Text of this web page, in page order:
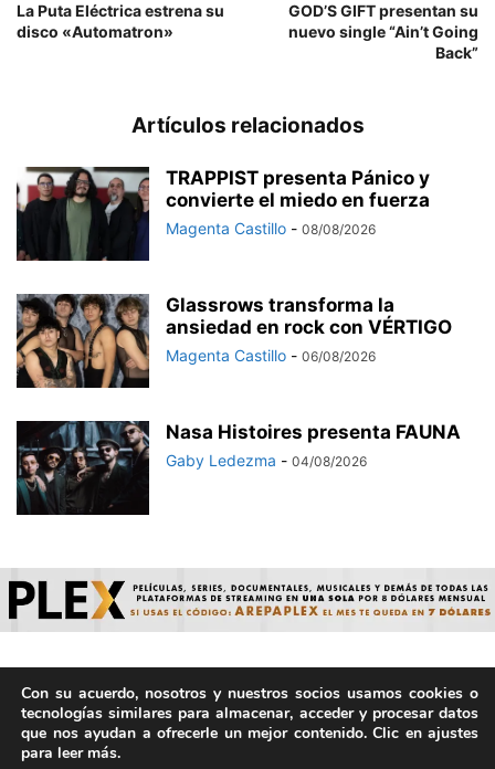
La Puta Eléctrica estrena su
disco «Automatron»
GOD’S GIFT presentan su
nuevo single “Ain’t Going
Back”
Artículos relacionados
TRAPPIST presenta Pánico y
convierte el miedo en fuerza
Magenta Castillo - 08/08/2026
Glassrows transforma la
ansiedad en rock con VÉRTIGO
Magenta Castillo - 06/08/2026
Nasa Histoires presenta FAUNA
Gaby Ledezma - 04/08/2026
© ArepaVolatil.Com 2021-2025 - Hecho por humanos, no por
IA. | Todos los derechos reservados.
Con su acuerdo, nosotros y nuestros socios usamos cookies o
tecnologías similares para almacenar, acceder y procesar datos
que nos ayudan a ofrecerle un mejor contenido. Clic en ajustes
para leer más.